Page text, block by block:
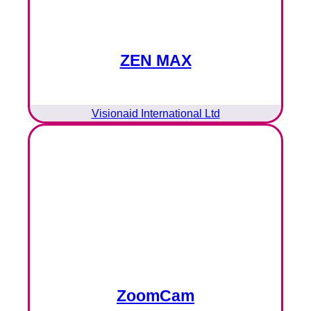
ZEN MAX
Visionaid International Ltd
ZoomCam